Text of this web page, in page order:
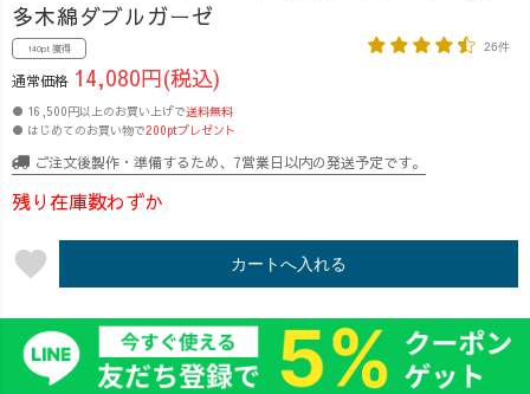
多木綿ダブルガーゼ
140pt 獲得 26件
通常価格 14,080円(税込)
● 16,500円以上のお買い上げで送料無料
● はじめてのお買い物で200ptプレゼント
ご注文後製作・準備するため、7営業日以内の発送予定です。
残り在庫数わずか
favorite カートへ入れる